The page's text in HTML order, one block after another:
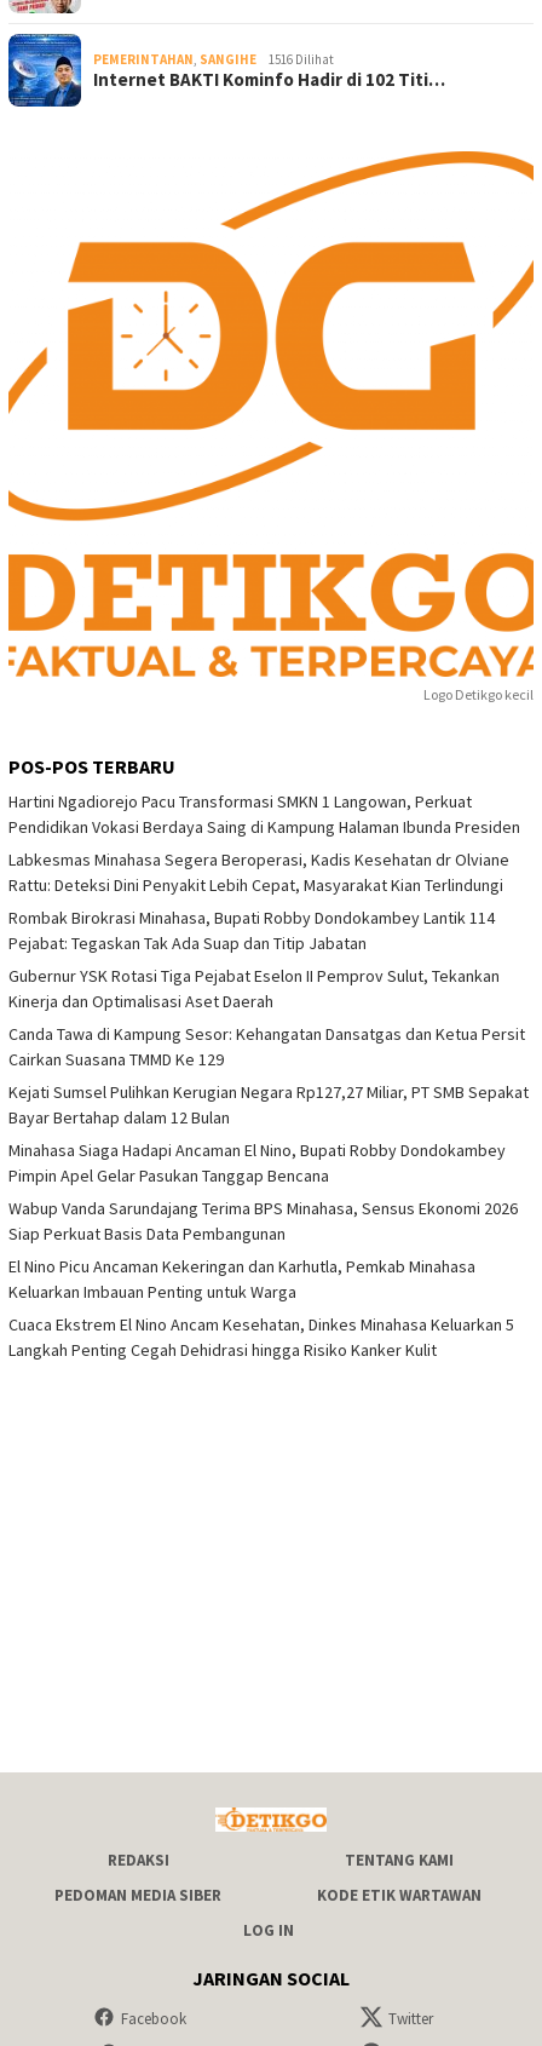
PEMERINTAHAN, SANGIHE 1516 Dilihat
Internet BAKTI Kominfo Hadir di 102 Titi…
Logo Detikgo kecil
POS-POS TERBARU
Hartini Ngadiorejo Pacu Transformasi SMKN 1 Langowan, Perkuat
Pendidikan Vokasi Berdaya Saing di Kampung Halaman Ibunda Presiden
Labkesmas Minahasa Segera Beroperasi, Kadis Kesehatan dr Olviane
Rattu: Deteksi Dini Penyakit Lebih Cepat, Masyarakat Kian Terlindungi
Rombak Birokrasi Minahasa, Bupati Robby Dondokambey Lantik 114
Pejabat: Tegaskan Tak Ada Suap dan Titip Jabatan
Gubernur YSK Rotasi Tiga Pejabat Eselon II Pemprov Sulut, Tekankan
Kinerja dan Optimalisasi Aset Daerah
Canda Tawa di Kampung Sesor: Kehangatan Dansatgas dan Ketua Persit
Cairkan Suasana TMMD Ke 129
Kejati Sumsel Pulihkan Kerugian Negara Rp127,27 Miliar, PT SMB Sepakat
Bayar Bertahap dalam 12 Bulan
Minahasa Siaga Hadapi Ancaman El Nino, Bupati Robby Dondokambey
Pimpin Apel Gelar Pasukan Tanggap Bencana
Wabup Vanda Sarundajang Terima BPS Minahasa, Sensus Ekonomi 2026
Siap Perkuat Basis Data Pembangunan
El Nino Picu Ancaman Kekeringan dan Karhutla, Pemkab Minahasa
Keluarkan Imbauan Penting untuk Warga
Cuaca Ekstrem El Nino Ancam Kesehatan, Dinkes Minahasa Keluarkan 5
Langkah Penting Cegah Dehidrasi hingga Risiko Kanker Kulit
REDAKSI
TENTANG KAMI
PEDOMAN MEDIA SIBER
KODE ETIK WARTAWAN
LOG IN
JARINGAN SOCIAL
Facebook
Twitter